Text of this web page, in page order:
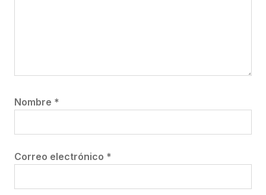
Nombre *
Correo electrónico *